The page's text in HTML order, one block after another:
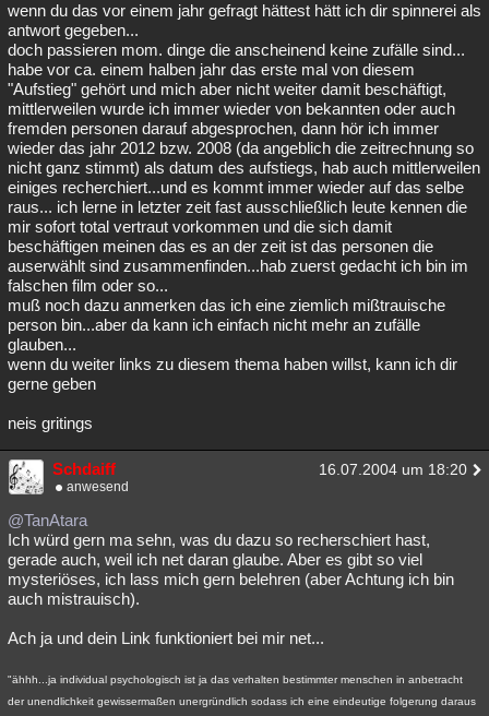
wenn du das vor einem jahr gefragt hättest hätt ich dir spinnerei als
antwort gegeben...
doch passieren mom. dinge die anscheinend keine zufälle sind...
habe vor ca. einem halben jahr das erste mal von diesem
"Aufstieg" gehört und mich aber nicht weiter damit beschäftigt,
mittlerweilen wurde ich immer wieder von bekannten oder auch
fremden personen darauf abgesprochen, dann hör ich immer
wieder das jahr 2012 bzw. 2008 (da angeblich die zeitrechnung so
nicht ganz stimmt) als datum des aufstiegs, hab auch mittlerweilen
einiges recherchiert...und es kommt immer wieder auf das selbe
raus... ich lerne in letzter zeit fast ausschließlich leute kennen die
mir sofort total vertraut vorkommen und die sich damit
beschäftigen meinen das es an der zeit ist das personen die
auserwählt sind zusammenfinden...hab zuerst gedacht ich bin im
falschen film oder so...
muß noch dazu anmerken das ich eine ziemlich mißtrauische
person bin...aber da kann ich einfach nicht mehr an zufälle
glauben...
wenn du weiter links zu diesem thema haben willst, kann ich dir
gerne geben
neis gritings
Schdaiff 16.07.2004 um 18:20
anwesend
@TanAtara
Ich würd gern ma sehn, was du dazu so recherschiert hast,
gerade auch, weil ich net daran glaube. Aber es gibt so viel
mysteriöses, ich lass mich gern belehren (aber Achtung ich bin
auch mistrauisch).
Ach ja und dein Link funktioniert bei mir net...
"ähhh...ja individual psychologisch ist ja das verhalten bestimmter menschen in anbetracht
der unendlichkeit gewissermaßen unergründlich sodass ich eine eindeutige folgerung daraus